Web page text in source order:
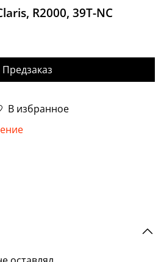
R2000, 39T-NC
В избранное
Предзаказ